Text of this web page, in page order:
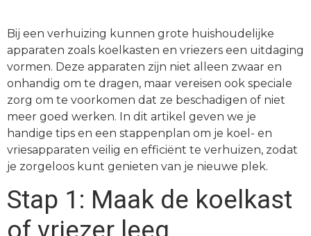
Bij een verhuizing kunnen grote huishoudelijke
apparaten zoals koelkasten en vriezers een uitdaging
vormen. Deze apparaten zijn niet alleen zwaar en
onhandig om te dragen, maar vereisen ook speciale
zorg om te voorkomen dat ze beschadigen of niet
meer goed werken. In dit artikel geven we je
handige tips en een stappenplan om je koel- en
vriesapparaten veilig en efficiënt te verhuizen, zodat
je zorgeloos kunt genieten van je nieuwe plek.
Stap 1: Maak de koelkast